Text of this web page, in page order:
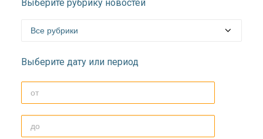
БЛАГОЧИНИЯ
БЛАГОЧИНИЕ
СЕРГИЕВО-ПОСАДСКОЙ
ЕПАРХИИ
Выберите рубрику новостей
Выберите дату или период